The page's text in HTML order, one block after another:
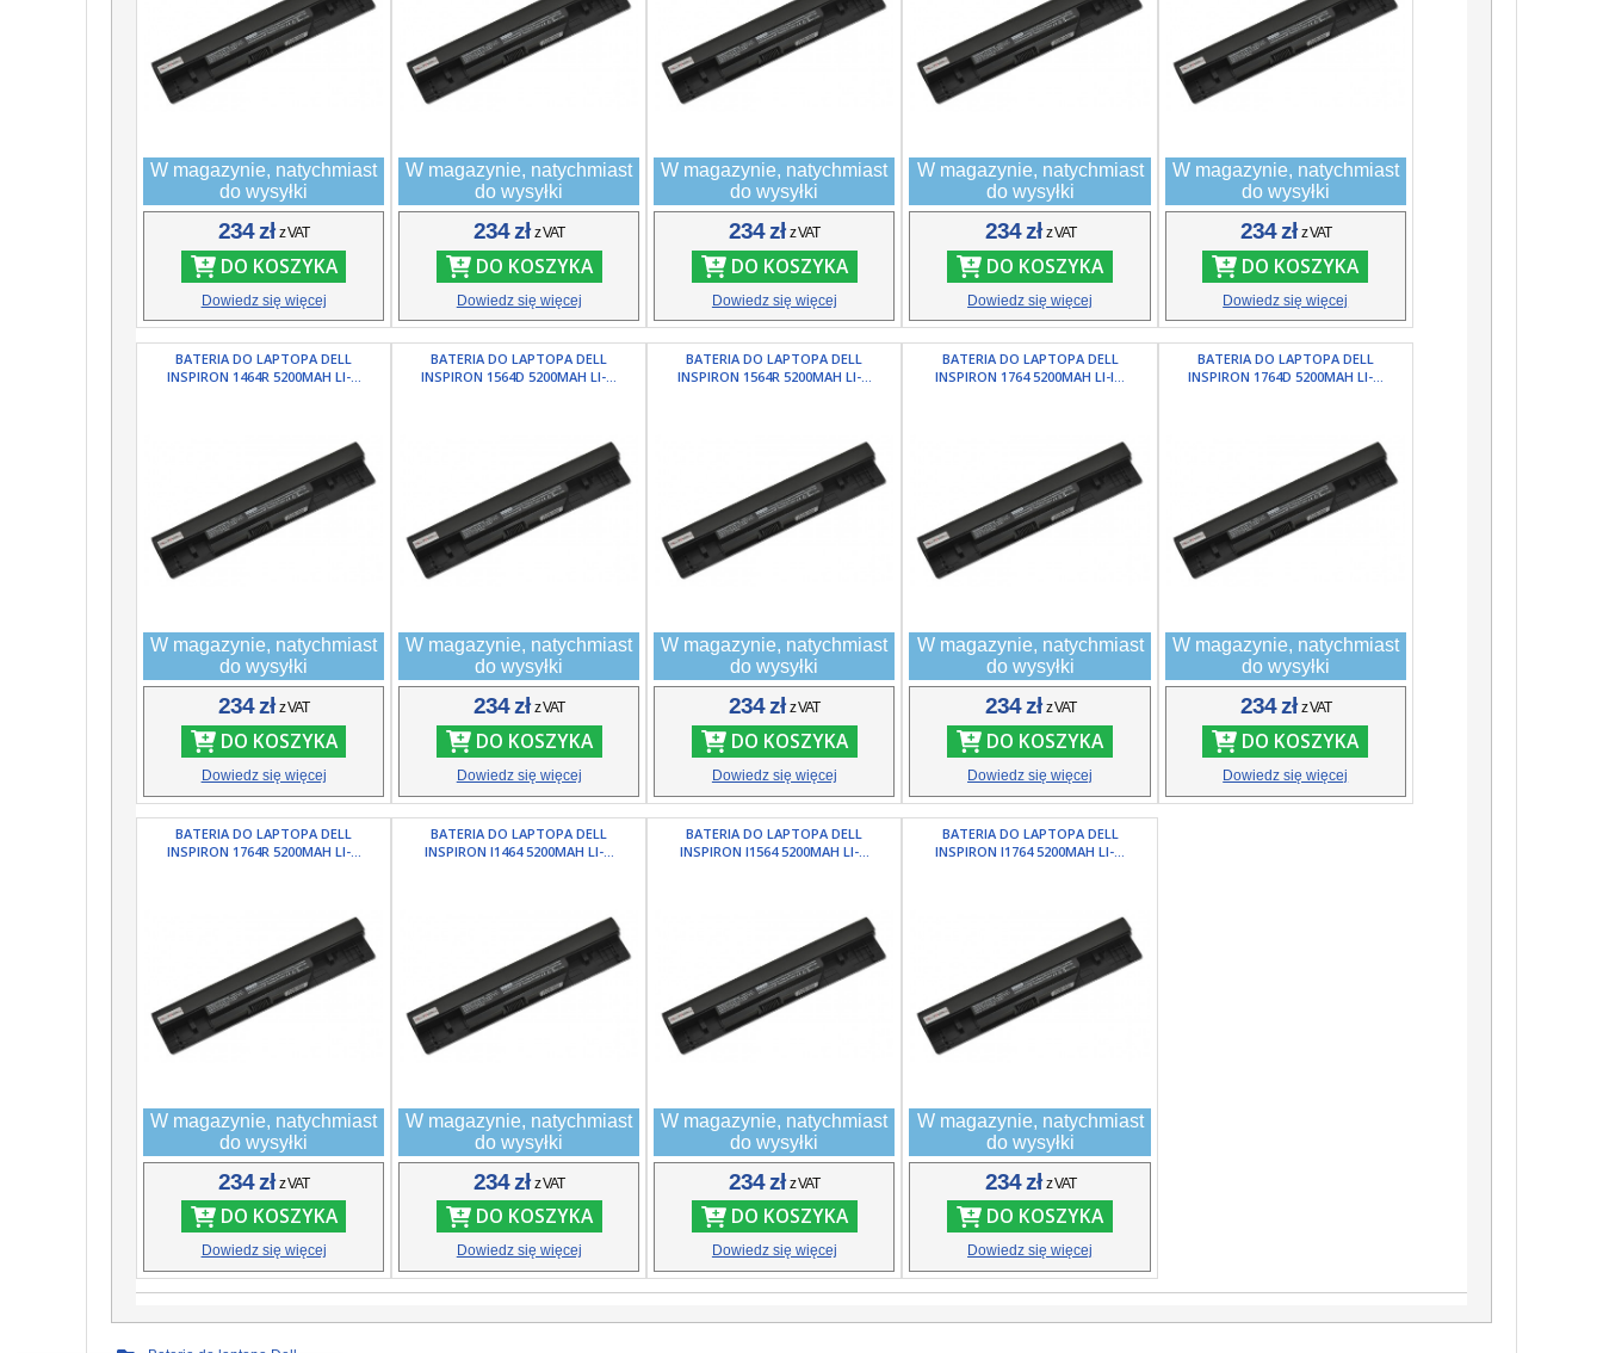
W magazynie, natychmiast
do wysyłki
234 złz VAT
DO KOSZYKA
Dowiedz się więcej
W magazynie, natychmiast
do wysyłki
234 złz VAT
DO KOSZYKA
Dowiedz się więcej
W magazynie, natychmiast
do wysyłki
234 złz VAT
DO KOSZYKA
Dowiedz się więcej
W magazynie, natychmiast
do wysyłki
234 złz VAT
DO KOSZYKA
Dowiedz się więcej
W magazynie, natychmiast
do wysyłki
234 złz VAT
DO KOSZYKA
Dowiedz się więcej
BATERIA DO LAPTOPA DELL
INSPIRON 1464R 5200MAH LI-...
W magazynie, natychmiast
do wysyłki
234 złz VAT
DO KOSZYKA
Dowiedz się więcej
BATERIA DO LAPTOPA DELL
INSPIRON 1564D 5200MAH LI-...
W magazynie, natychmiast
do wysyłki
234 złz VAT
DO KOSZYKA
Dowiedz się więcej
BATERIA DO LAPTOPA DELL
INSPIRON 1564R 5200MAH LI-...
W magazynie, natychmiast
do wysyłki
234 złz VAT
DO KOSZYKA
Dowiedz się więcej
BATERIA DO LAPTOPA DELL
INSPIRON 1764 5200MAH LI-I...
W magazynie, natychmiast
do wysyłki
234 złz VAT
DO KOSZYKA
Dowiedz się więcej
BATERIA DO LAPTOPA DELL
INSPIRON 1764D 5200MAH LI-...
W magazynie, natychmiast
do wysyłki
234 złz VAT
DO KOSZYKA
Dowiedz się więcej
BATERIA DO LAPTOPA DELL
INSPIRON 1764R 5200MAH LI-...
W magazynie, natychmiast
do wysyłki
234 złz VAT
DO KOSZYKA
Dowiedz się więcej
BATERIA DO LAPTOPA DELL
INSPIRON I1464 5200MAH LI-...
W magazynie, natychmiast
do wysyłki
234 złz VAT
DO KOSZYKA
Dowiedz się więcej
BATERIA DO LAPTOPA DELL
INSPIRON I1564 5200MAH LI-...
W magazynie, natychmiast
do wysyłki
234 złz VAT
DO KOSZYKA
Dowiedz się więcej
BATERIA DO LAPTOPA DELL
INSPIRON I1764 5200MAH LI-...
W magazynie, natychmiast
do wysyłki
234 złz VAT
DO KOSZYKA
Dowiedz się więcej